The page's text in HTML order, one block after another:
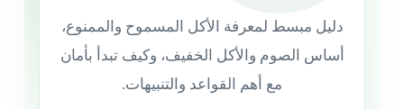
دليل مبسط لمعرفة الأكل المسموح والممنوع،
أساس الصوم والأكل الخفيف، وكيف تبدأ بأمان
مع أهم القواعد والتنبيهات.